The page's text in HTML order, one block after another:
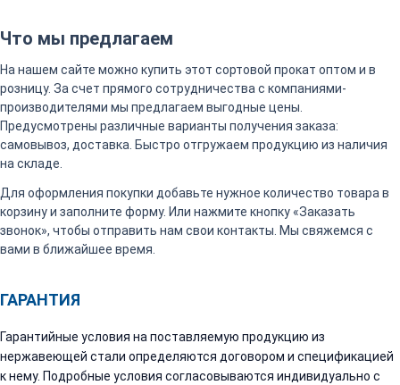
Что мы предлагаем
На нашем сайте можно купить этот сортовой прокат оптом и в
розницу. За счет прямого сотрудничества с компаниями-
производителями мы предлагаем выгодные цены.
Предусмотрены различные варианты получения заказа:
самовывоз, доставка. Быстро отгружаем продукцию из наличия
на складе.
Для оформления покупки добавьте нужное количество товара в
корзину и заполните форму. Или нажмите кнопку «Заказать
звонок», чтобы отправить нам свои контакты. Мы свяжемся с
вами в ближайшее время.
ГАРАНТИЯ
Гарантийные условия на поставляемую продукцию из
нержавеющей стали определяются договором и спецификацией
к нему. Подробные условия согласовываются индивидуально с